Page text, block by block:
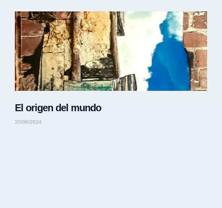
El origen del mundo
20/06/2024